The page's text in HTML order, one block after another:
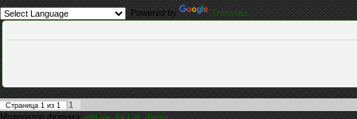
Powered by Translate
Страница 1 из 1
1
Модератор форума:
, ,